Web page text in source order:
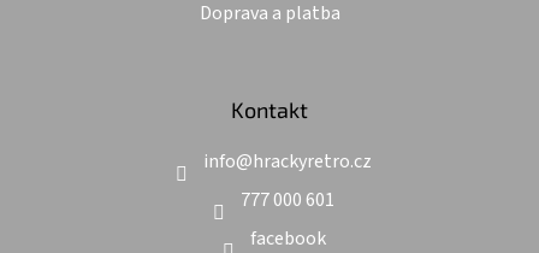
Doprava a platba
Kontakt
info@hrackyretro.cz
777 000 601
facebook